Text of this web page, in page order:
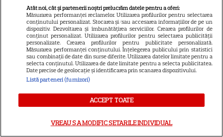
7
VEDETE STRĂINE
Ryan Gosling este noul Ghost
Rider din Universul Marvel.
Anunțul făcut la Comic-Con i-
a entuziasmat pe fani
DISNEY PLUS
„Diavolul se îmbracă de la
Prada 2” s-a lansat pe Disney+.
Atât noi, cât și partenerii noștri prelucrăm datele pentru a oferi:
Măsurarea performanței reclamelor. Utilizarea profilurilor pentru selectarea
conținutului personalizat. Stocarea și/sau accesarea informațiilor de pe un
dispozitiv. Dezvoltarea și îmbunătățirea serviciilor. Crearea profilurilor de
conținut personalizat. Utilizarea profilurilor pentru selectarea publicității
personalizate. Crearea profilurilor pentru publicitate personalizată.
Măsurarea performanței conținutului. Înțelegerea publicului prin statistici
sau combinații de date din surse diferite. Utilizarea datelor limitate pentru a
selecta conținutul. Utilizarea de date limitate pentru a selecta publicitatea.
Date precise de geolocație și identificarea prin scanarea dispozitivului.
Listă parteneri (furnizori)
ACCEPT TOATE
VREAU SA MODIFIC SETARILE INDIVIDUAL